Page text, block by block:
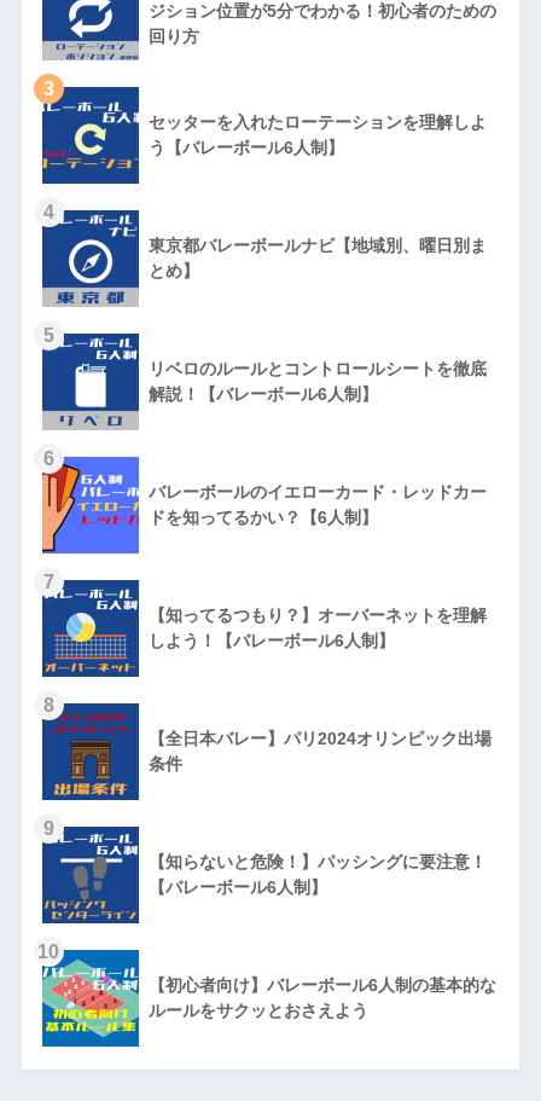
ジション位置が5分でわかる！初心者のための
回り方
3
セッターを入れたローテーションを理解しよ
う【バレーボール6人制】
4
東京都バレーボールナビ【地域別、曜日別ま
とめ】
5
リベロのルールとコントロールシートを徹底
解説！【バレーボール6人制】
6
バレーボールのイエローカード・レッドカー
ドを知ってるかい？【6人制】
7
【知ってるつもり？】オーバーネットを理解
しよう！【バレーボール6人制】
8
【全日本バレー】パリ2024オリンピック出場
条件
9
【知らないと危険！】パッシングに要注意！
【バレーボール6人制】
10
【初心者向け】バレーボール6人制の基本的な
ルールをサクッとおさえよう